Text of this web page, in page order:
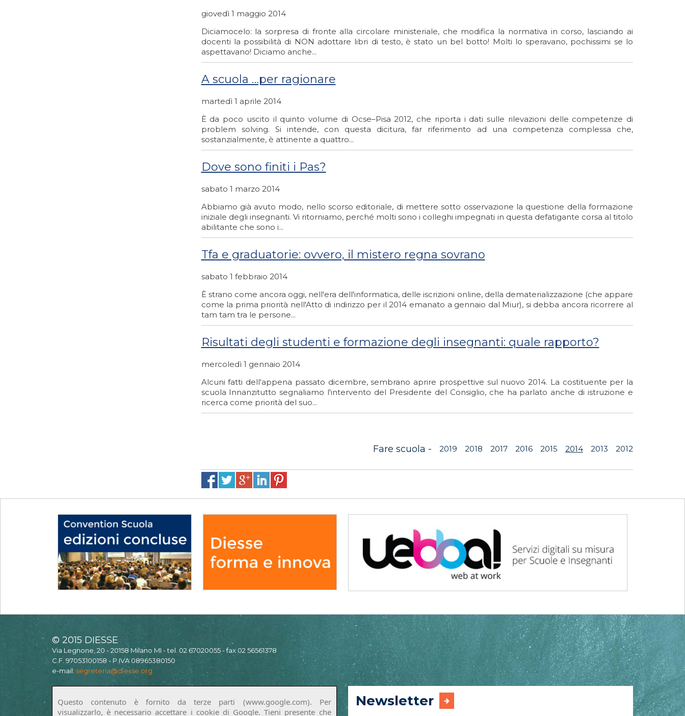
giovedì 1 maggio 2014
Diciamocelo: la sorpresa di fronte alla circolare ministeriale, che modifica la normativa in corso, lasciando ai
docenti la possibilità di NON adottare libri di testo, è stato un bel botto! Molti lo speravano, pochissimi se lo
aspettavano! Diciamo anche...
A scuola …per ragionare
martedì 1 aprile 2014
È da poco uscito il quinto volume di Ocse–Pisa 2012, che riporta i dati sulle rilevazioni delle competenze di
problem solving. Si intende, con questa dicitura, far riferimento ad una competenza complessa che,
sostanzialmente, è attinente a quattro...
Dove sono finiti i Pas?
sabato 1 marzo 2014
Abbiamo già avuto modo, nello scorso editoriale, di mettere sotto osservazione la questione della formazione
iniziale degli insegnanti. Vi ritorniamo, perché molti sono i colleghi impegnati in questa defatigante corsa al titolo
abilitante che sono i...
Tfa e graduatorie: ovvero, il mistero regna sovrano
sabato 1 febbraio 2014
È strano come ancora oggi, nell'era dell'informatica, delle iscrizioni online, della dematerializzazione (che appare
come la prima priorità nell'Atto di indirizzo per il 2014 emanato a gennaio dal Miur), si debba ancora ricorrere al
tam tam tra le persone...
Risultati degli studenti e formazione degli insegnanti: quale rapporto?
mercoledì 1 gennaio 2014
Alcuni fatti dell'appena passato dicembre, sembrano aprire prospettive sul nuovo 2014. La costituente per la
scuola Innanzitutto segnaliamo l'intervento del Presidente del Consiglio, che ha parlato anche di istruzione e
ricerca come priorità del suo...
Fare scuola - 2019 2018 2017 2016 2015 2014 2013 2012
© 2015 DIESSE
Via Legnone, 20 - 20158 Milano MI - tel. 02 67020055 - fax 02 56561378
C.F. 97053100158 - P.IVA 08965380150
e-mail: segreteria@diesse.org
Questo contenuto è fornito da terze parti (www.google.com). Per
visualizzarlo, è necessario accettare i cookie di Google. Tieni presente che
Newsletter